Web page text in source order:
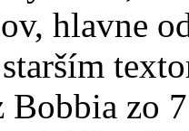
hlavne
Bobbia zo